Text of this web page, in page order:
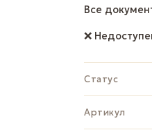
Все
❌
Статус
Артикул